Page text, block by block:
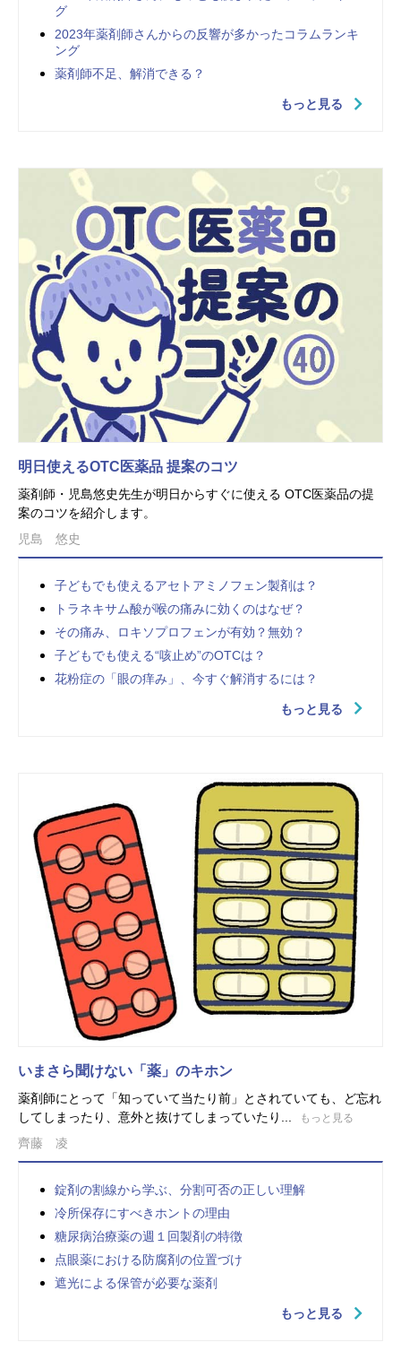
グ
2023年薬剤師さんからの反響が多かったコラムランキ
ング
薬剤師不足、解消できる？
もっと見る
明日使えるOTC医薬品 提案のコツ
薬剤師・児島悠史先生が明日からすぐに使える OTC医薬品の提
案のコツを紹介します。
児島 悠史
子どもでも使えるアセトアミノフェン製剤は？
トラネキサム酸が喉の痛みに効くのはなぜ？
その痛み、ロキソプロフェンが有効？無効？
子どもでも使える“咳止め”のOTCは？
花粉症の「眼の痒み」、今すぐ解消するには？
もっと見る
いまさら聞けない「薬」のキホン
薬剤師にとって「知っていて当たり前」とされていても、ど忘れ
してしまったり、意外と抜けてしまっていたり...
もっと見る
齊藤 凌
錠剤の割線から学ぶ、分割可否の正しい理解
冷所保存にすべきホントの理由
糖尿病治療薬の週１回製剤の特徴
点眼薬における防腐剤の位置づけ
遮光による保管が必要な薬剤
もっと見る